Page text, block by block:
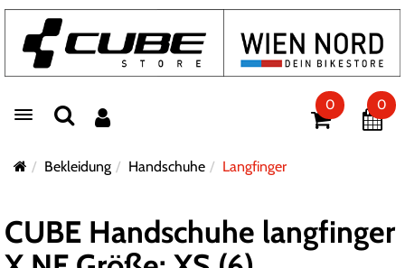
Toggle navigation
0 0
Bekleidung Handschuhe Langfinger
CUBE Handschuhe langfinger